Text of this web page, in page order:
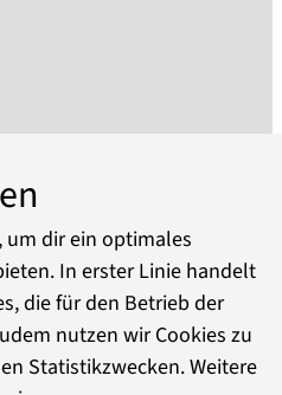
die Kaiser als
historische
können Besucher
Profiboxers und
erfahren. Im
uns
um dir ein optimales
In erster Linie handelt
die für den Betrieb der
nutzen wir Cookies zu
Statistikzwecken. Weitere